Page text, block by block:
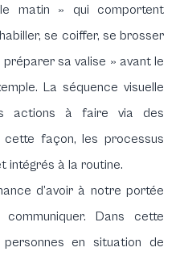
matin » qui comportent
se coiffer, se brosser
sa valise » avant le
La séquence visuelle
actions à faire via des
cette façon, les processus
intégrés à la routine.
d’avoir à notre portée
Dans cette
en situation de